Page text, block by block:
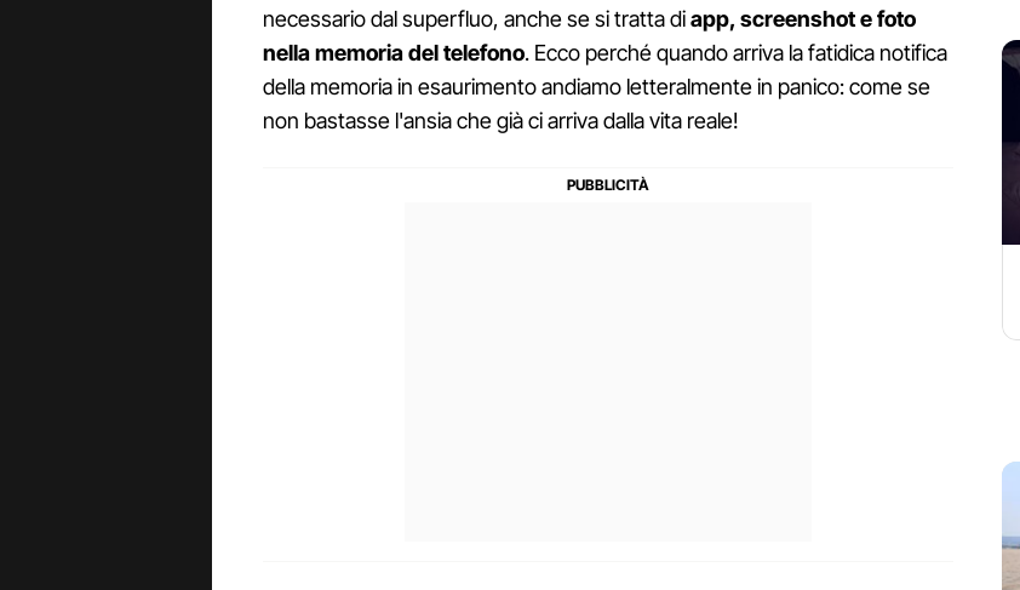
necessario dal superfluo, anche se si tratta diapp, screenshot e foto
nella memoria del telefono. Ecco perché quando arriva la fatidica notifica
della memoria in esaurimento andiamo letteralmente in panico: come se
non bastasse l'ansia che già ci arriva dalla vita reale!